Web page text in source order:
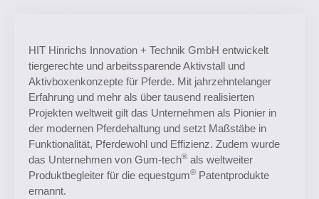
HIT Hinrichs Innovation + Technik GmbH entwickelt
tiergerechte und arbeitssparende Aktivstall und
Aktivboxenkonzepte für Pferde. Mit jahrzehntelanger
Erfahrung und mehr als über tausend realisierten
Projekten weltweit gilt das Unternehmen als Pionier in
der modernen Pferdehaltung und setzt Maßstäbe in
Funktionalität, Pferdewohl und Effizienz. Zudem wurde
das Unternehmen von Gum-tech® als weltweiter
Produktbegleiter für die equestgum® Patentprodukte
ernannt.